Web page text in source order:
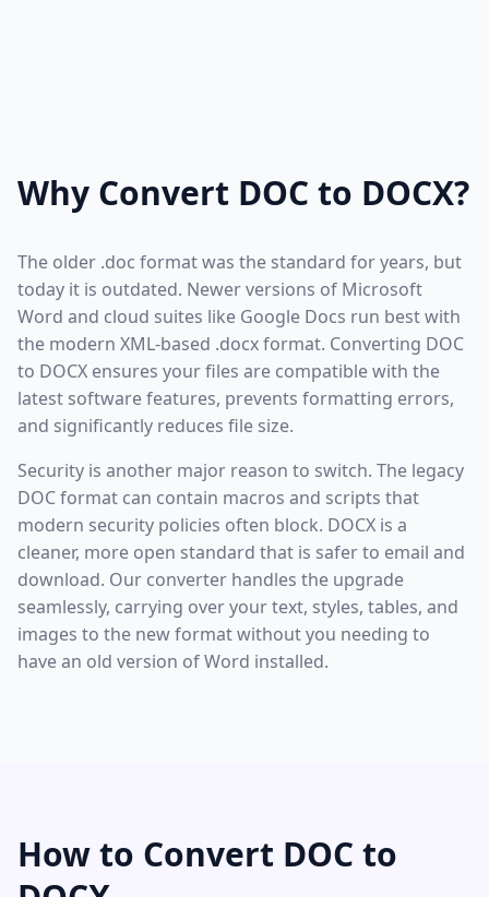
Why Convert DOC to DOCX?
The older .doc format was the standard for years, but
today it is outdated. Newer versions of Microsoft
Word and cloud suites like Google Docs run best with
the modern XML-based .docx format. Converting DOC
to DOCX ensures your files are compatible with the
latest software features, prevents formatting errors,
and significantly reduces file size.
Security is another major reason to switch. The legacy
DOC format can contain macros and scripts that
modern security policies often block. DOCX is a
cleaner, more open standard that is safer to email and
download. Our converter handles the upgrade
seamlessly, carrying over your text, styles, tables, and
images to the new format without you needing to
have an old version of Word installed.
How to Convert DOC to